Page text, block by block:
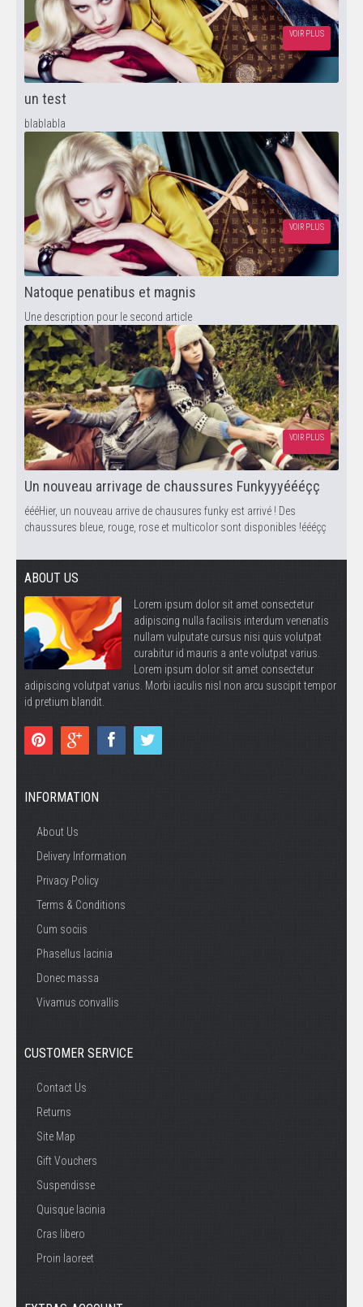
VOIR PLUS
un test
blablabla
VOIR PLUS
Natoque penatibus et magnis
Une description pour le second article
VOIR PLUS
Un nouveau arrivage de chaussures Funkyyyéééçç
éééHier, un nouveau arrive de chausures funky est arrivé ! Des
chaussures bleue, rouge, rose et multicolor sont disponibles !éééçç
ABOUT US
Lorem ipsum dolor sit amet consectetur
adipiscing nulla facilisis interdum venenatis
nullam vulputate cursus nisi quis volutpat
curabitur id mauris a ante volutpat varius.
Lorem ipsum dolor sit amet consectetur
adipiscing volutpat varius. Morbi iaculis nisl non arcu suscipit tempor
id pretium blandit.
INFORMATION
About Us
Delivery Information
Privacy Policy
Terms & Conditions
Cum sociis
Phasellus lacinia
Donec massa
Vivamus convallis
CUSTOMER SERVICE
Contact Us
Returns
Site Map
Gift Vouchers
Suspendisse
Quisque lacinia
Cras libero
Proin laoreet